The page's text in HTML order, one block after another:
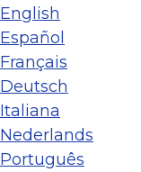
English
Español
Français
Deutsch
Italiana
Nederlands
Português